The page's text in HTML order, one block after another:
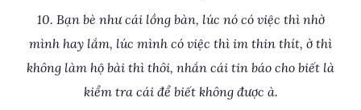
10. Bạn bè như cái lồng bàn, lúc nó có việc thì nhờ
mình hay lắm, lúc mình có việc thì im thin thít, ờ thì
không làm hộ bài thì thôi, nhắn cái tin báo cho biết là
kiểm tra cái để biết không được à.